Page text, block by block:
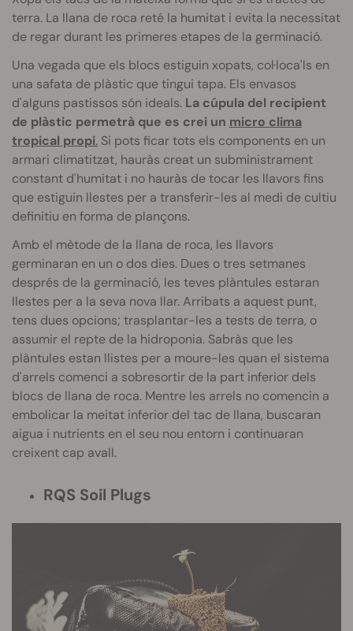
terra. La llana de roca reté la humitat i evita la necessitat
de regar durant les primeres etapes de la germinació.
Una vegada que els blocs estiguin xopats, col·loca'ls en
una safata de plàstic que tingui tapa. Els envasos
d'alguns pastissos són ideals. La cúpula del recipient
de plàstic permetrà que es crei un micro clima
tropical propi. Si pots ficar tots els components en un
armari climatitzat, hauràs creat un subministrament
constant d'humitat i no hauràs de tocar les llavors fins
que estiguin llestes per a transferir-les al medi de cultiu
definitiu en forma de plançons.
Amb el mètode de la llana de roca, les llavors
germinaran en un o dos dies. Dues o tres setmanes
després de la germinació, les teves plàntules estaran
llestes per a la seva nova llar. Arribats a aquest punt,
tens dues opcions; trasplantar-les a tests de terra, o
assumir el repte de la hidroponia. Sabràs que les
plàntules estan llistes per a moure-les quan el sistema
d'arrels comenci a sobresortir de la part inferior dels
blocs de llana de roca. Mentre les arrels no comencin a
embolicar la meitat inferior del tac de llana, buscaran
aigua i nutrients en el seu nou entorn i continuaran
creixent cap avall.
RQS Soil Plugs